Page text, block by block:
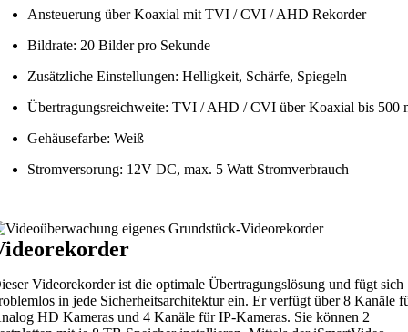
Ansteuerung über Koaxial mit TVI / CVI / AHD Rekorder
Bildrate: 20 Bilder pro Sekunde
Zusätzliche Einstellungen: Helligkeit, Schärfe, Spiegeln
Übertragungsreichweite: TVI / AHD / CVI über Koaxial bis 500
Gehäusefarbe: Weiß
Stromversorung: 12V DC, max. 5 Watt Stromverbrauch
Videorekorder ist die optimale Übertragungslösung und fügt sich
in jede Sicherheitsarchitektur ein. Er verfügt über 8 Kanäle
HD Kameras und 4 Kanäle für IP-Kameras. Sie können 2